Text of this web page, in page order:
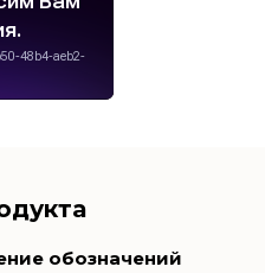
обозначений